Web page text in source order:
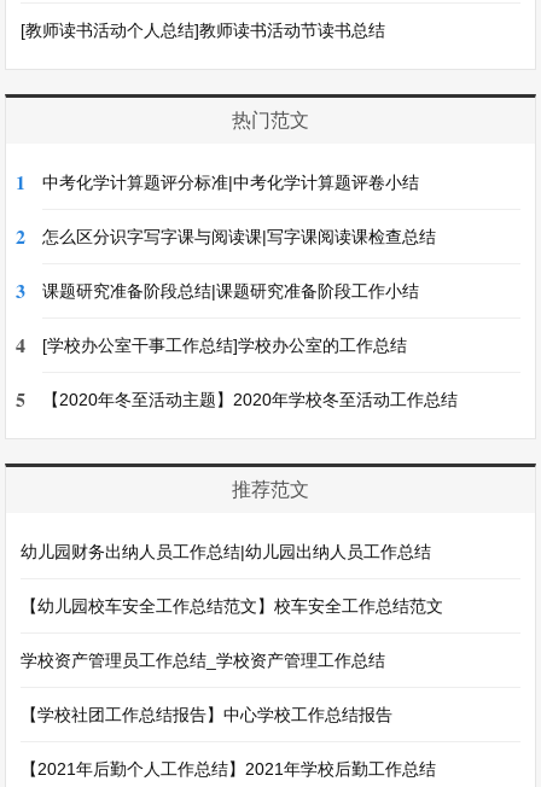
[教师读书活动个人总结]教师读书活动节读书总结
热门范文
1 中考化学计算题评分标准|中考化学计算题评卷小结
2 怎么区分识字写字课与阅读课|写字课阅读课检查总结
3 课题研究准备阶段总结|课题研究准备阶段工作小结
4 [学校办公室干事工作总结]学校办公室的工作总结
5 【2020年冬至活动主题】2020年学校冬至活动工作总结
推荐范文
幼儿园财务出纳人员工作总结|幼儿园出纳人员工作总结
【幼儿园校车安全工作总结范文】校车安全工作总结范文
学校资产管理员工作总结_学校资产管理工作总结
【学校社团工作总结报告】中心学校工作总结报告
【2021年后勤个人工作总结】2021年学校后勤工作总结